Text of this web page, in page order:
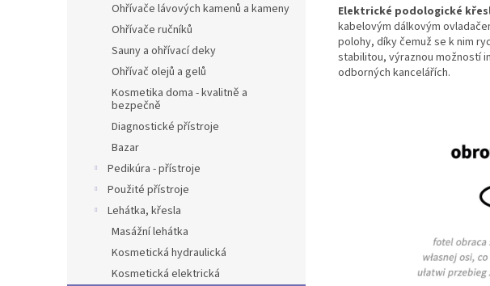
Ohřívače lávových kamenů a kameny
Ohřívače ručníků
Sauny a ohřívací deky
Ohřívač olejů a gelů
Kosmetika doma - kvalitně a
bezpečně
Diagnostické přístroje
Bazar
Pedikúra - přístroje
Použité přístroje
Lehátka, křesla
Masážní lehátka
Kosmetická hydraulická
Kosmetická elektrická
Elektrické podologické
kabelovým dálkovým
polohy, díky čemuž se k nim
stabilitou, výraznou možností
odborných kancelářích.